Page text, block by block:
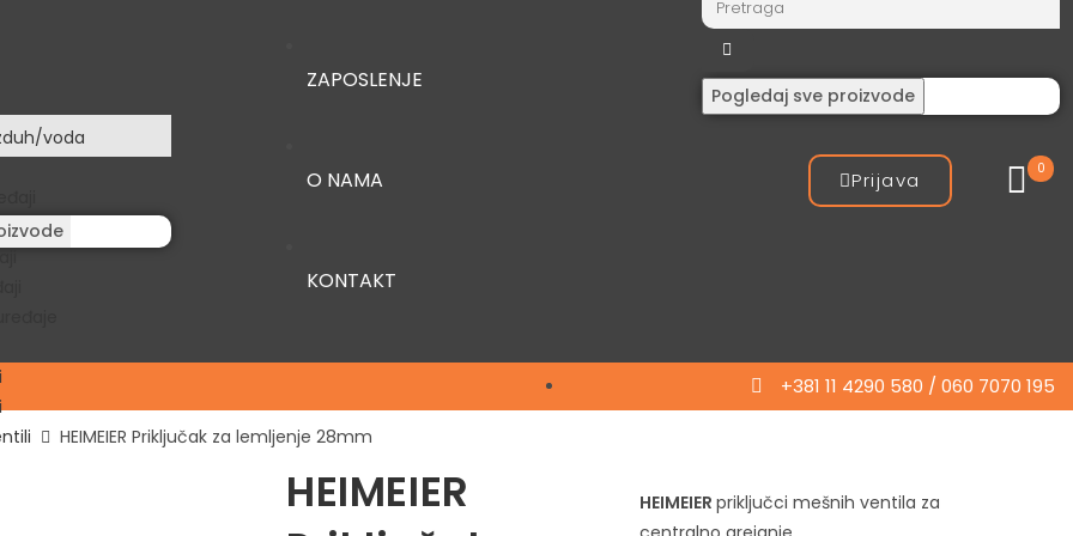
ZAPOSLENJE
O NAMA
KONTAKT
Prijava 0
+381 11 4290 580 / 060 7070 195
voda
Pogledaj sve proizvode
HEIMEIER Priključak za lemljenje 28mm
HEIMEIER
HEIMEIER priključci mešnih ventila za